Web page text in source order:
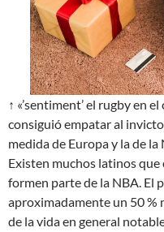
↑ «’sentiment’ el rugby en
consiguió empatar al
medida de Europa y la de
Existen muchos latinos
formen parte de la NBA. El
aproximadamente un 50 %
de la vida en general